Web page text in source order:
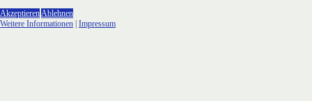
Akzeptieren Ablehnen
Weitere Informationen | Impressum